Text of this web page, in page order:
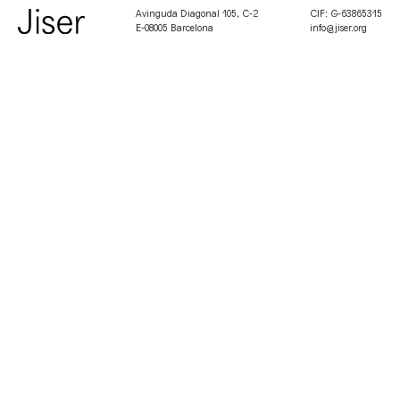
Avinguda Diagonal 105, C-2
E-08005 Barcelona
CIF: G-63865315
info@jiser.org